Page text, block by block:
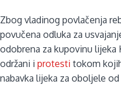
Zbog vladinog povlačenja
povučena odluka za
odobrena za kupovinu
održani i protesti tokom
nabavka lijeka za oboljele